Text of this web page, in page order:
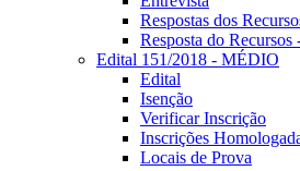
Respostas dos
Resposta do
Edital 151/2018 - MÉDIO
Edital
Isenção
Verificar Inscrição
Inscrições
Locais de Prova